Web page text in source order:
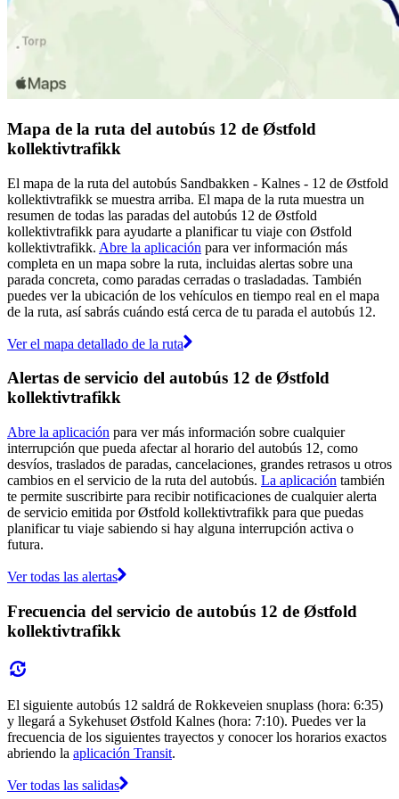
Mapa de la ruta del autobús 12 de Østfold
kollektivtrafikk
El mapa de la ruta del autobús Sandbakken - Kalnes - 12 de Østfold
kollektivtrafikk se muestra arriba. El mapa de la ruta muestra un
resumen de todas las paradas del autobús 12 de Østfold
kollektivtrafikk para ayudarte a planificar tu viaje con Østfold
kollektivtrafikk. Abre la aplicación para ver información más
completa en un mapa sobre la ruta, incluidas alertas sobre una
parada concreta, como paradas cerradas o trasladadas. También
puedes ver la ubicación de los vehículos en tiempo real en el mapa
de la ruta, así sabrás cuándo está cerca de tu parada el autobús 12.
Ver el mapa detallado de la ruta
Alertas de servicio del autobús 12 de Østfold
kollektivtrafikk
Abre la aplicación para ver más información sobre cualquier
interrupción que pueda afectar al horario del autobús 12, como
desvíos, traslados de paradas, cancelaciones, grandes retrasos u otros
cambios en el servicio de la ruta del autobús. La aplicación también
te permite suscribirte para recibir notificaciones de cualquier alerta
de servicio emitida por Østfold kollektivtrafikk para que puedas
planificar tu viaje sabiendo si hay alguna interrupción activa o
futura.
Ver todas las alertas
Frecuencia del servicio de autobús 12 de Østfold
kollektivtrafikk
El siguiente autobús 12 saldrá de Rokkeveien snuplass (hora: 6:35)
y llegará a Sykehuset Østfold Kalnes (hora: 7:10). Puedes ver la
frecuencia de los siguientes trayectos y conocer los horarios exactos
abriendo la aplicación Transit.
Ver todas las salidas